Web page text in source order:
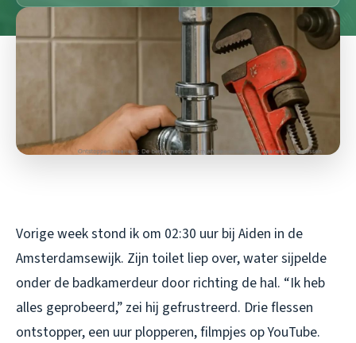
Vorige week stond ik om 02:30 uur bij Aiden in de
Amsterdamsewijk. Zijn toilet liep over, water sijpelde
onder de badkamerdeur door richting de hal. “Ik heb
alles geprobeerd,” zei hij gefrustreerd. Drie flessen
ontstopper, een uur plopperen, filmpjes op YouTube.